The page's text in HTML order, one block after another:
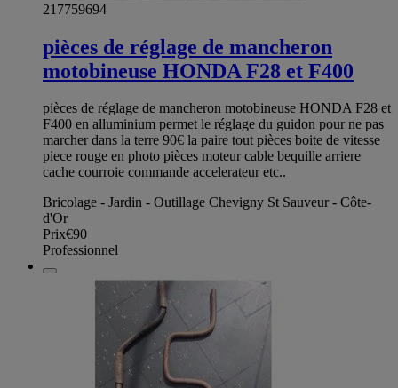
217759694
pièces de réglage de mancheron
motobineuse HONDA F28 et F400
pièces de réglage de mancheron motobineuse HONDA F28 et
F400 en alluminium permet le réglage du guidon pour ne pas
marcher dans la terre 90€ la paire tout pièces boite de vitesse
piece rouge en photo pièces moteur cable bequille arriere
cache courroie commande accelerateur etc..
Bricolage - Jardin - Outillage Chevigny St Sauveur - Côte-
d'Or
Prix€90
Professionnel